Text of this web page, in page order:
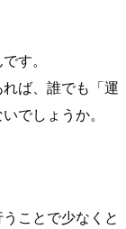
す。
ば、誰でも「運
でしょうか。
ことで少なくと